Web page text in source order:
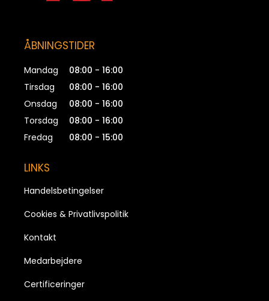
ÅBNINGSTIDER
Mandag
08:00 - 16:00
Tirsdag
08:00 - 16:00
Onsdag
08:00 - 16:00
Torsdag
08:00 - 16:00
Fredag
08:00 - 15:00
LINKS
Handelsbetingelser
Cookies & Privatlivspolitik
Kontakt
Medarbejdere
Certificeringer